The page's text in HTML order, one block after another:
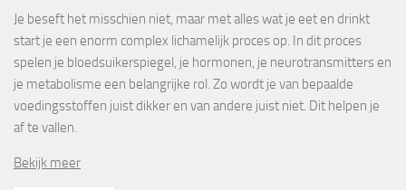
Je beseft het misschien niet, maar met alles wat je eet en drinkt
start je een enorm complex lichamelijk proces op. In dit proces
spelen je bloedsuikerspiegel, je hormonen, je neurotransmitters en
je metabolisme een belangrijke rol. Zo wordt je van bepaalde
voedingsstoffen juist dikker en van andere juist niet. Dit helpen je
af te vallen.
Bekijk meer